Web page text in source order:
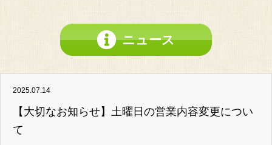
ニュース
2025.07.14
【大切なお知らせ】土曜日の営業内容変更につい
て